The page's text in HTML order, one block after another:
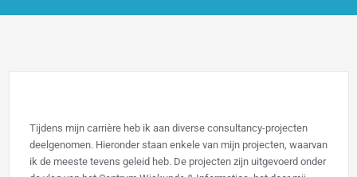
Tijdens mijn carrière heb ik aan diverse consultancy-projecten
deelgenomen. Hieronder staan enkele van mijn projecten, waarvan
ik de meeste tevens geleid heb. De projecten zijn uitgevoerd onder